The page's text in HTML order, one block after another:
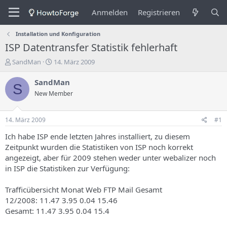
Anmelden Registrieren
Installation und Konfiguration
ISP Datentransfer Statistik fehlerhaft
E
s
t
e
e
r
d
e
s
T
e
m
s
SandMan
E
s
e
n
s
d
a
u
m
14. März 2009
S SandMan
New Member
14. März 2009 #1
Ich habe ISP ende letzten Jahres installiert, zu diesem
Zeitpunkt wurden die Statistiken von ISP noch korrekt
angezeigt, aber für 2009 stehen weder unter webalizer noch
in ISP die Statistiken zur Verfügung:
Trafficübersicht Monat Web FTP Mail Gesamt
12/2008: 11.47 3.95 0.04 15.46
Gesamt: 11.47 3.95 0.04 15.4